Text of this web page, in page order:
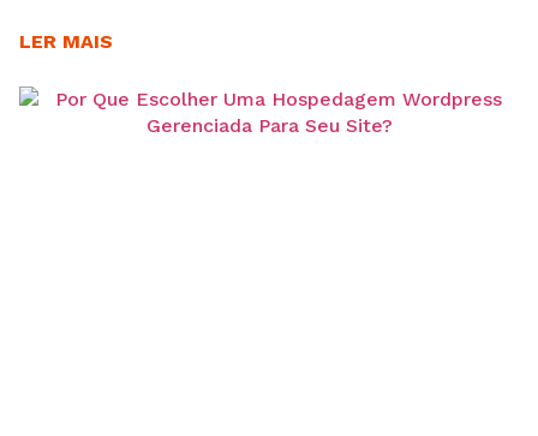
Por isso, escolher o provedor de hospedagem
o desempenho e para a segurança de um site. Neste
artigo, vamos explicar a importância de...
LER MAIS